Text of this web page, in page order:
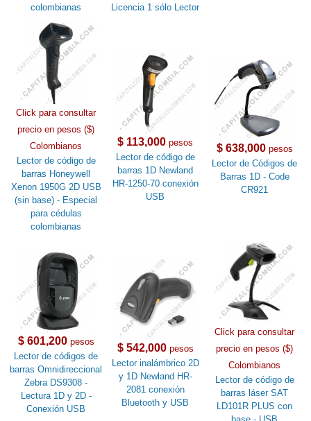
colombianas
Licencia 1 sólo Lector
Click para consultar
precio en pesos ($)
Colombianos
Lector de código de
barras Honeywell
Xenon 1950G 2D USB
(sin base) - Especial
para cédulas
colombianas
$ 113,000 pesos
Lector de código de
barras 1D Newland
HR-1250-70 conexión
USB
$ 638,000pesos
Lector de Códigos de
Barras 1D - Code
CR921
$ 601,200pesos
Lector de códigos de
barras Omnidireccional
Zebra DS9308 -
Lectura 1D y 2D -
Conexión USB
$ 542,000pesos
Lector inalámbrico 2D
y 1D Newland HR-
2081 conexión
Bluetooth y USB
Click para consultar
precio en pesos ($)
Colombianos
Lector de código de
barras láser SAT
LD101R PLUS con